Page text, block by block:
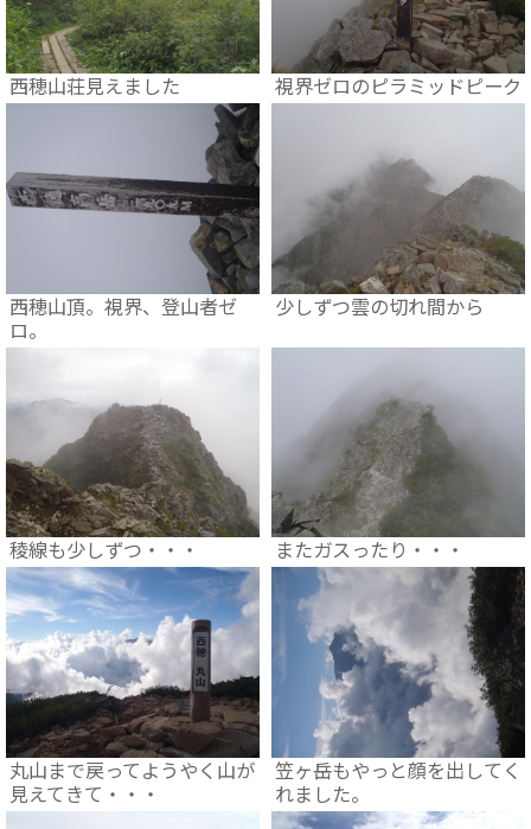
西穂山荘見えました 視界ゼロのピラミッドピーク
西穂山頂。視界、登山者ゼ
ロ。
少しずつ雲の切れ間から
稜線も少しずつ・・・ またガスったり・・・
丸山まで戻ってようやく山が
見えてきて・・・
笠ヶ岳もやっと顔を出してく
れました。